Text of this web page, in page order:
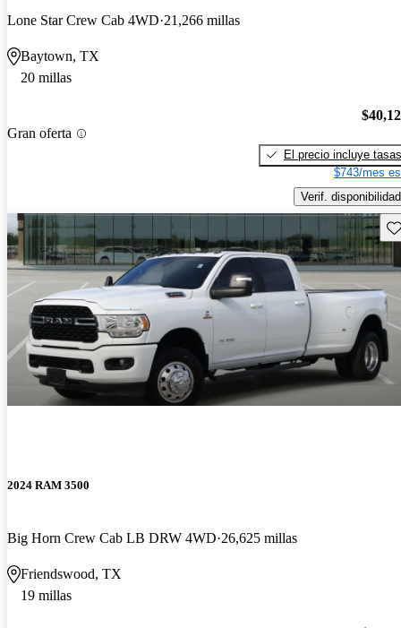
Lone Star Crew Cab 4WD 21,266 millas
Baytown, TX
20 millas
Gran oferta
El precio incluye tasas
$743/mes
Verif. disponibilidad
2024 RAM 3500
Big Horn Crew Cab LB DRW 4WD 26,625 millas
Friendswood, TX
19 millas